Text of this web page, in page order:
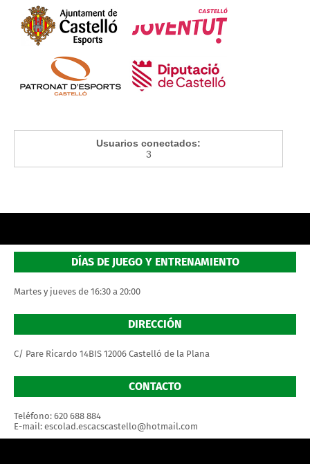
Usuarios conectados:
3
DÍAS DE JUEGO Y ENTRENAMIENTO
Martes y jueves de 16:30 a 20:00
DIRECCIÓN
C/ Pare Ricardo 14BIS 12006 Castelló de la Plana
CONTACTO
Teléfono: 620 688 884
E-mail: escolad.escacscastello@hotmail.com